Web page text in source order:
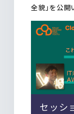
全貌」を公開
セッシ